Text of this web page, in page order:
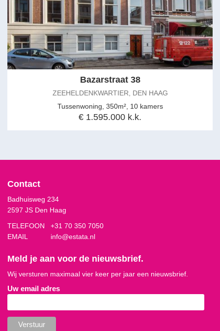
Bazarstraat 38
ZEEHELDENKWARTIER, DEN HAAG
Tussenwoning, 350m², 10 kamers
€ 1.595.000 k.k.
Contact
Badhuisweg 234
2597 JS Den Haag
TELEFOON +31 70 350 7050
EMAIL
info@estata.nl
Meld je aan voor de nieuwsbrief.
Wij versturen maximaal vier keer per jaar een nieuwsbrief.
Uw email adres